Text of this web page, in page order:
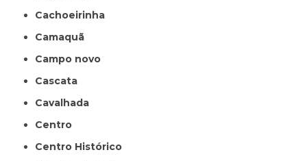
Cachoeirinha
Camaquã
Campo novo
Cascata
Cavalhada
Centro
Centro Histórico